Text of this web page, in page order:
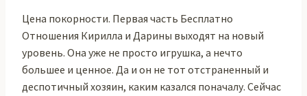
Цена покорности. Первая часть Бесплатно
Отношения Кирилла и Дарины выходят на новый
уровень. Она уже не просто игрушка, а нечто
большее и ценное. Да и он не тот отстраненный и
деспотичный хозяин, каким казался поначалу. Сейчас